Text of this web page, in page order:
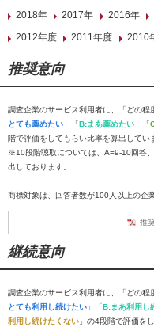
2018年
2017年 2016年
2012年度
2011年度 2010
推奨意向
調査企業のサービス利用者に、「どの
とても薦めたい 」「B:まあ薦めたい 」「
階で評価をしてもらい比率を算出してい
※10段階聴取については、A=9-10回答
出しております。
商標対象は、回答者数が100人以上の企
推
継続意向
調査企業のサービス利用者に、「どの
とても利用し続けたい 」「B:まあ利用し
利用し続けたくない 」の4段階で評価を